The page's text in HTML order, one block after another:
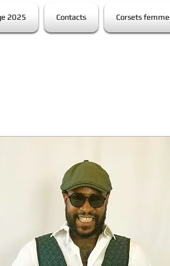
2025 Contacts Corsets femme